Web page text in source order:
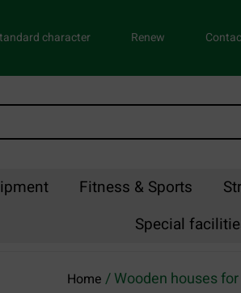
character Renew
Fitness & Sports
Special
Home